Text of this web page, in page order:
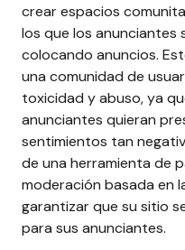
crear espacios
los que los anunciantes
colocando anuncios.
una comunidad de
toxicidad y abuso, ya
anunciantes quieran
sentimientos tan
de una herramienta de
moderación basada en
garantizar que su sitio
para sus anunciantes.